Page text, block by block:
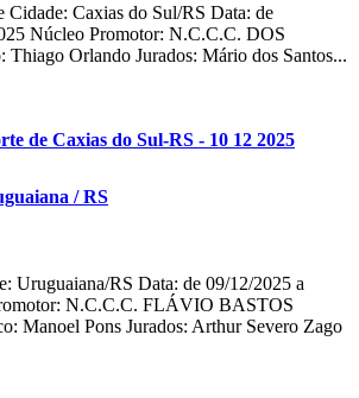
Cidade: Caxias do Sul/RS Data: de
Núcleo Promotor: N.C.C.C. DOS
Orlando Jurados: Mário dos Santos...
de Caxias do Sul-RS - 10 12 2025
/ RS
Uruguaiana/RS Data: de 09/12/2025 a
N.C.C.C. FLÁVIO BASTOS
Manoel Pons Jurados: Arthur Severo Zago